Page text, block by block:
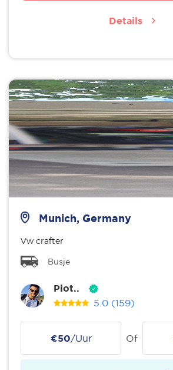
Details
Munich, Germany
Vw crafter
Busje
Piot..
5.0 (159)
€50/Uur Of